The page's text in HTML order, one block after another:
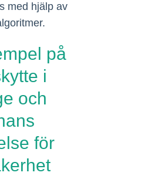
med hjälp av
på
i
och
för